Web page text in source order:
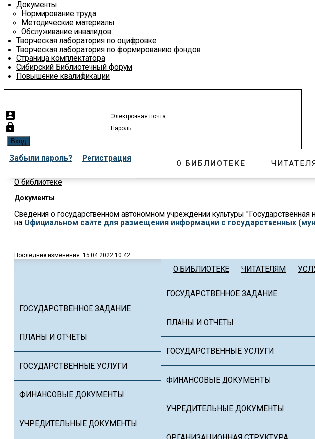
Документы
Нормирование труда
Методические материалы
Обслуживание инвалидов
Творческая лаборатория по оцифровке
Творческая лаборатория по формированию фондов
Страница комплектатора
Сибирский Библиотечный форум
Повышение квалификации
account_box Электронная почта
lock Пароль
Забыли пароль? Регистрация
О БИБЛИОТЕКЕ
О библиотеке
Документы
Сведения о государственном автономном учреждении культуры
на Официальном сайте для размещения информации о государственных
Последние изменения: 15.04.2022 10:42
ГОСУДАРСТВЕННОЕ ЗАДАНИЕ
ПЛАНЫ И ОТЧЕТЫ
ГОСУДАРСТВЕННЫЕ УСЛУГИ
ФИНАНСОВЫЕ ДОКУМЕНТЫ
УЧРЕДИТЕЛЬНЫЕ ДОКУМЕНТЫ
О БИБЛИОТЕКЕ ЧИТАТЕЛЯМ
ГОСУДАРСТВЕННОЕ ЗАДАНИЕ
ПЛАНЫ И ОТЧЕТЫ
ГОСУДАРСТВЕННЫЕ УСЛУГИ
ФИНАНСОВЫЕ ДОКУМЕНТЫ
УЧРЕДИТЕЛЬНЫЕ ДОКУМЕНТЫ